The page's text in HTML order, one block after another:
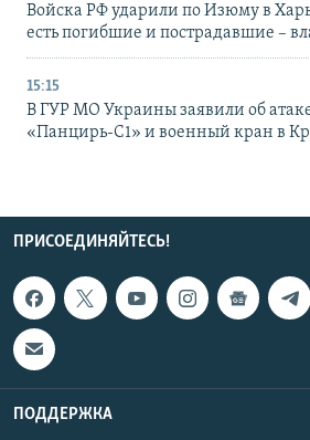
Войска РФ ударили по Изюму в
есть погибшие и пострадавшие –
15:15
В ГУР МО Украины заявили об
«Панцирь-С1» и военный кран в
ПРИСОЕДИНЯЙТЕСЬ!
ПОДДЕРЖКА